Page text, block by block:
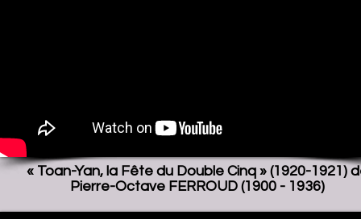
« Toan-Yan, la Fête du Double Cinq » (1920-1921)
Pierre-Octave FERROUD (1900 - 1936)